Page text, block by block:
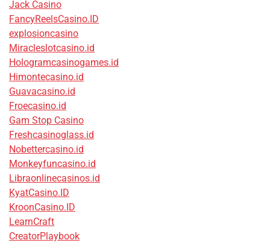
Jack Casino
FancyReelsCasino.ID
explosioncasino
Miracleslotcasino.id
Hologramcasinogames.id
Himontecasino.id
Guavacasino.id
Froecasino.id
Gam Stop Casino
Freshcasinoglass.id
Nobettercasino.id
Monkeyfuncasino.id
Libraonlinecasinos.id
KyatCasino.ID
KroonCasino.ID
LearnCraft
CreatorPlaybook